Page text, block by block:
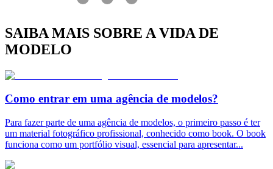
SAIBA MAIS SOBRE A VIDA DE
MODELO
Como entrar em uma agência de modelos?
Para fazer parte de uma agência de modelos, o primeiro passo é ter
um material fotográfico profissional, conhecido como book. O book
funciona como um portfólio visual, essencial para apresentar...